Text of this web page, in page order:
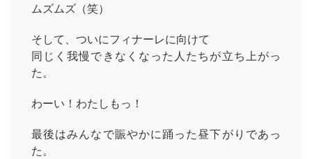
ムズムズ（笑）
そして、ついにフィナーレに向けて
同じく我慢できなくなった人たちが立ち上がっ
た。
わーい！わたしもっ！
最後はみんなで賑やかに踊った昼下がりであっ
た。